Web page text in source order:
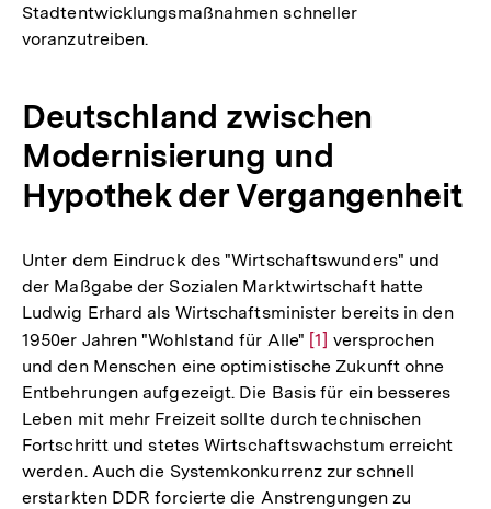
Stadtentwicklungsmaßnahmen schneller
voranzutreiben.
Deutschland zwischen
Modernisierung und
Hypothek der Vergangenheit
Unter dem Eindruck des "Wirtschaftswunders" und
der Maßgabe der Sozialen Marktwirtschaft hatte
Ludwig Erhard als Wirtschaftsminister bereits in den
1950er Jahren "Wohlstand für Alle" Zur
Auflösung
der
Fußnote
[1] versprochen
und den Menschen eine optimistische Zukunft ohne
Entbehrungen aufgezeigt. Die Basis für ein besseres
Leben mit mehr Freizeit sollte durch technischen
Fortschritt und stetes Wirtschaftswachstum erreicht
werden. Auch die Systemkonkurrenz zur schnell
erstarkten DDR forcierte die Anstrengungen zu